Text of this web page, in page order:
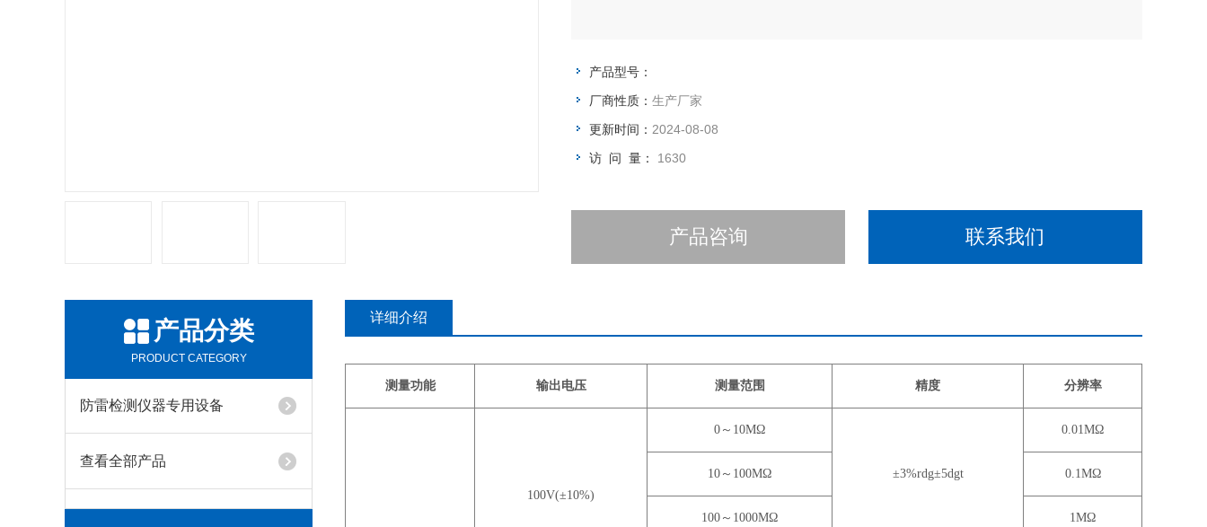
产品型号：
厂商性质： 生产厂家
更新时间： 2024-08-08
访 问 量： 1630
产品咨询 联系我们
产品分类
PRODUCT CATEGORY
防雷检测仪器专用设备
查看全部产品
详细介绍
测量功能 输出电压 测量范围 精度 分辨率
100V(±10%)
0～10MΩ
±3%rdg±5dgt
0.01MΩ
10～100MΩ 0.1MΩ
100～1000MΩ 1MΩ